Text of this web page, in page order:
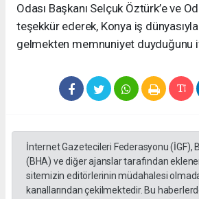
Odası Başkanı Selçuk Öztürk’e ve
teşekkür ederek, Konya iş
gelmekten memnuniyet duyduğunu
İnternet Gazetecileri Federasyonu (İGF),
(BHA) ve diğer ajanslar tarafından
sitemizin editörlerinin müdahalesi
kanallarından çekilmektedir. Bu